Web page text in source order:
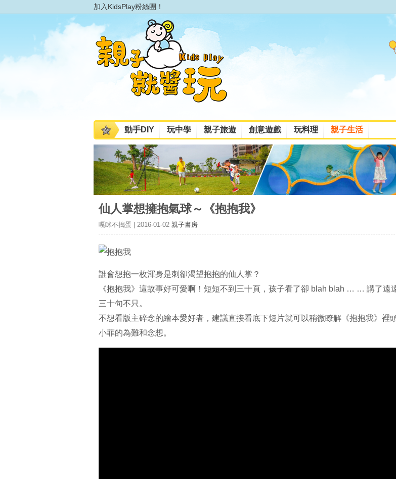
加入KidsPlay粉絲團！
動手DIY 玩中學 親子旅遊 創意遊戲 玩料理 親子生活
仙人掌想擁抱氣球～《抱抱我》
嘎眯不搗蛋 | 2016-01-02 親子書房
誰會想抱一枚渾身是刺卻渴望抱抱的仙人掌？
《抱抱我》這故事好可愛啊！短短不到三十頁，孩子看了卻 blah blah … … 講了遠
三十句不只。
不想看版主碎念的繪本愛好者，建議直接看底下短片就可以稍微瞭解《抱抱我》裡
小菲的為難和念想。